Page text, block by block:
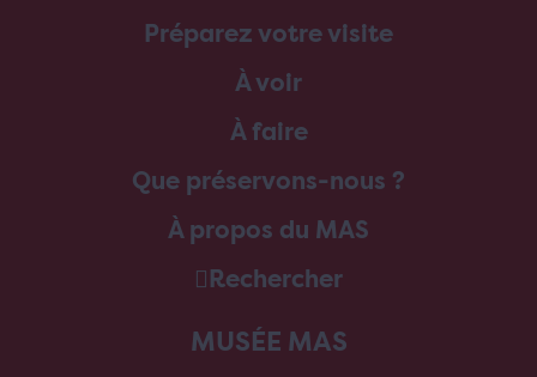
Préparez votre visite
À voir
À faire
Que préservons-nous ?
À propos du MAS
Rechercher
MUSÉE MAS